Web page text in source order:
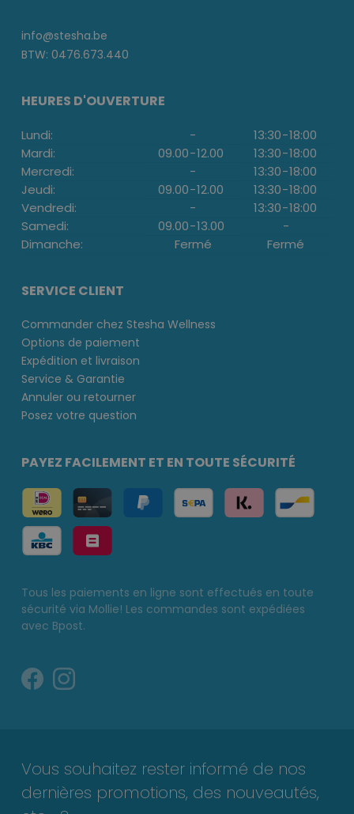
info@stesha.be
BTW: 0476.673.440
HEURES D'OUVERTURE
Lundi: - 13:30-18:00
Mardi:
09.00-12.00 13:30-18:00
Mercredi:
- 13:30-18:00
Jeudi:
09.00-12.00 13:30-18:00
Vendredi:
- 13:30-18:00
Samedi:
09.00-13.00
-
Dimanche:
Fermé Fermé
SERVICE CLIENT
Commander chez Stesha Wellness
Options de paiement
Expédition et livraison
Service & Garantie
Annuler ou retourner
Posez votre question
PAYEZ FACILEMENT ET EN TOUTE SÉCURITÉ
Tous les paiements en ligne sont effectués en toute
sécurité via Mollie! Les commandes sont expédiées
avec Bpost.
Vous souhaitez rester informé de nos
dernières promotions, des nouveautés,